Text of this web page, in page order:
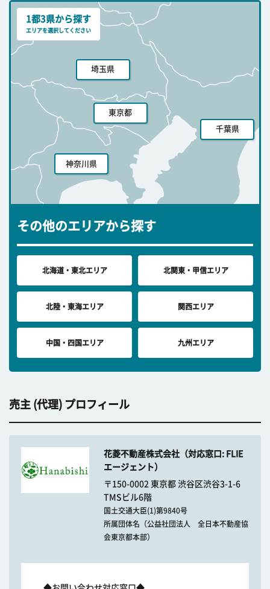
1都3県から探す
エリアを選択してください
埼玉県
東京都
千葉県
神奈川県
その他のエリアから探す
北海道・東北エリア 北関東・甲信エリア
北陸・東海エリア 関西エリア
中国・四国エリア 九州エリア
売主 (代理) プロフィール
花菱不動産株式会社（対応窓口: FLIE
エージェント）
〒150-0002 東京都 渋谷区渋谷3-1-6
TMSビル6階
国土交通大臣(1)第9840号
所属団体名（公益社団法人 全日本不動産協
会東京都本部）